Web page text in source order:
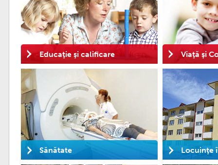
23 Iunie, 2026
Citește mai departe
Educaţie şi calificare Viaţă şi
Sănătate Locuinţe